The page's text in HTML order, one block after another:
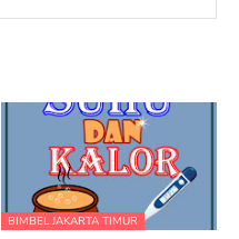
BIMBEL JAKARTA TIMUR